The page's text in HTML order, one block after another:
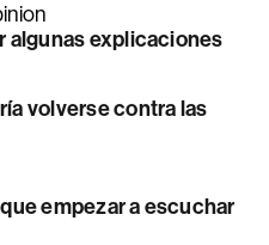
algunas explicaciones
volverse contra las
empezar a escuchar